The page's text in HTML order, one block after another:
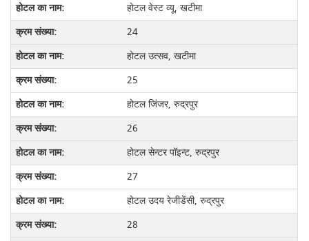
होटल वेस्ट व्यू, खटीमा
24
होटल उत्सव, खटीमा
25
होटल जिंजर, रुद्रपुर
26
होटल सेन्टर पॉइन्ट, रुद्रपुर
27
होटल उदय रेजीडेंसी, रुद्रपुर
28